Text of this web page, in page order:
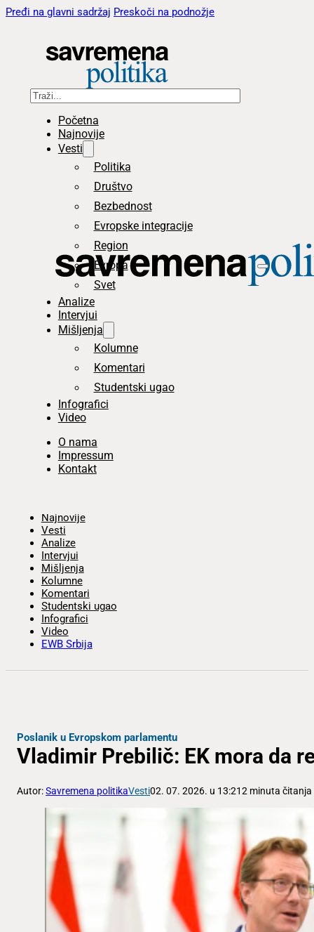
Pređi na glavni sadržaj Preskoči na podnožje
Pretraga
Početna
Najnovije
Vesti
Politika
Društvo
Bezbednost
Evropske integracije
Region
Evropa
Svet
Analize
Intervjui
Mišljenja
Kolumne
Komentari
Studentski ugao
Infografici
Video
O nama
Impressum
Kontakt
Najnovije
Vesti
Analize
Intervjui
Mišljenja
Kolumne
Komentari
Studentski ugao
Infografici
Video
EWB Srbija
Poslanik u Evropskom parlamentu
Vladimir Prebilič: EK mora da
Autor:Savremena politikaVesti02. 07. 2026. u 13:212 minuta čitanja